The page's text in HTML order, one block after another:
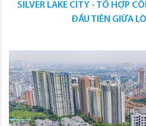
SILVER LAKE CITY - TỔ HỢP
ĐẦU TIÊN GIỮA